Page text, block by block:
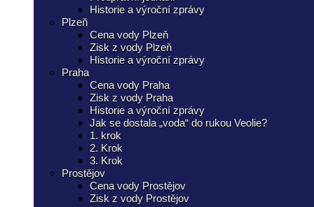
Historie a výroční zprávy
Plzeň
Cena vody Plzeň
Zisk z vody Plzeň
Historie a výroční zprávy
Praha
Cena vody Praha
Zisk z vody Praha
Historie a výroční zprávy
Jak se dostala „voda“ do rukou Veolie?
1. krok
2. Krok
3. Krok
Prostějov
Cena vody Prostějov
Zisk z vody Prostějov